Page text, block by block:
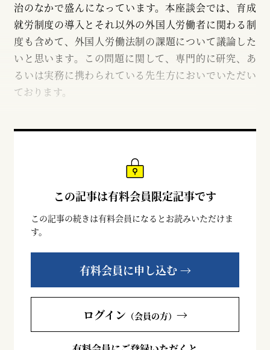
治のなかで盛んになっています。本座談会では、育成
就労制度の導入とそれ以外の外国人労働者に関わる制
度も含めて、外国人労働法制の課題について議論した
いと思います。この問題に関して、専門的に研究、あ
るいは実務に携わられている先生方においでいただい
ております。
この記事は有料会員限定記事です
この記事の続きは有料会員になるとお読みいただけま
す。
有料会員に申し込む →
ログイン （会員の方） →